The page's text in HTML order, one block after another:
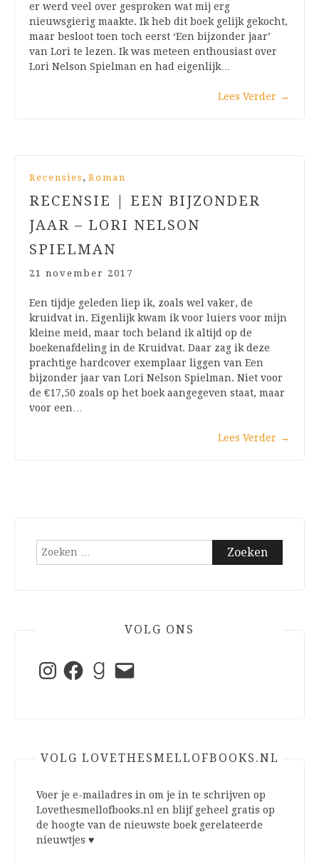
er werd veel over gesproken wat mij erg
nieuwsgierig maakte. Ik heb dit boek gelijk gekocht,
maar besloot toen toch eerst ‘Een bijzonder jaar’
van Lori te lezen. Ik was meteen enthousiast over
Lori Nelson Spielman en had eigenlijk…
Lees Verder →
Recensies , Roman
RECENSIE | EEN BIJZONDER
JAAR – LORI NELSON
SPIELMAN
21 november 2017
Een tijdje geleden liep ik, zoals wel vaker, de
kruidvat in. Eigenlijk kwam ik voor luiers voor mijn
kleine meid, maar toch beland ik altijd op de
boekenafdeling in de Kruidvat. Daar zag ik deze
prachtige hardcover exemplaar liggen van Een
bijzonder jaar van Lori Nelson Spielman. Niet voor
de €17,50 zoals op het boek aangegeven staat, maar
voor een…
Lees Verder →
Zoeken
VOLG ONS
InstagramFacebookGoodreads
E-
mail
VOLG LOVETHESMELLOFBOOKS.NL
Voer je e-mailadres in om je in te schrijven op
Lovethesmellofbooks.nl en blijf geheel gratis op
de hoogte van de nieuwste boek gerelateerde
nieuwtjes ♥